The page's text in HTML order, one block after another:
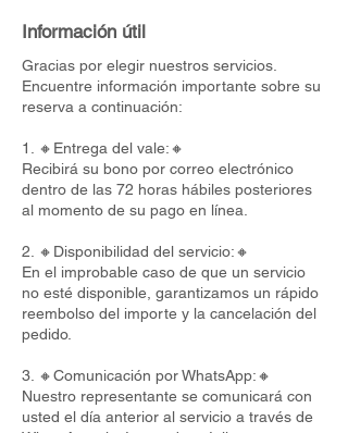
Información útil
Gracias por elegir nuestros servicios.
Encuentre información importante sobre su
reserva a continuación:
1. 🔸Entrega del vale:🔸
Recibirá su bono por correo electrónico
dentro de las 72 horas hábiles posteriores
al momento de su pago en línea.
2. 🔸Disponibilidad del servicio:🔸
En el improbable caso de que un servicio
no esté disponible, garantizamos un rápido
reembolso del importe y la cancelación del
pedido.
3. 🔸Comunicación por WhatsApp:🔸
Nuestro representante se comunicará con
usted el día anterior al servicio a través de